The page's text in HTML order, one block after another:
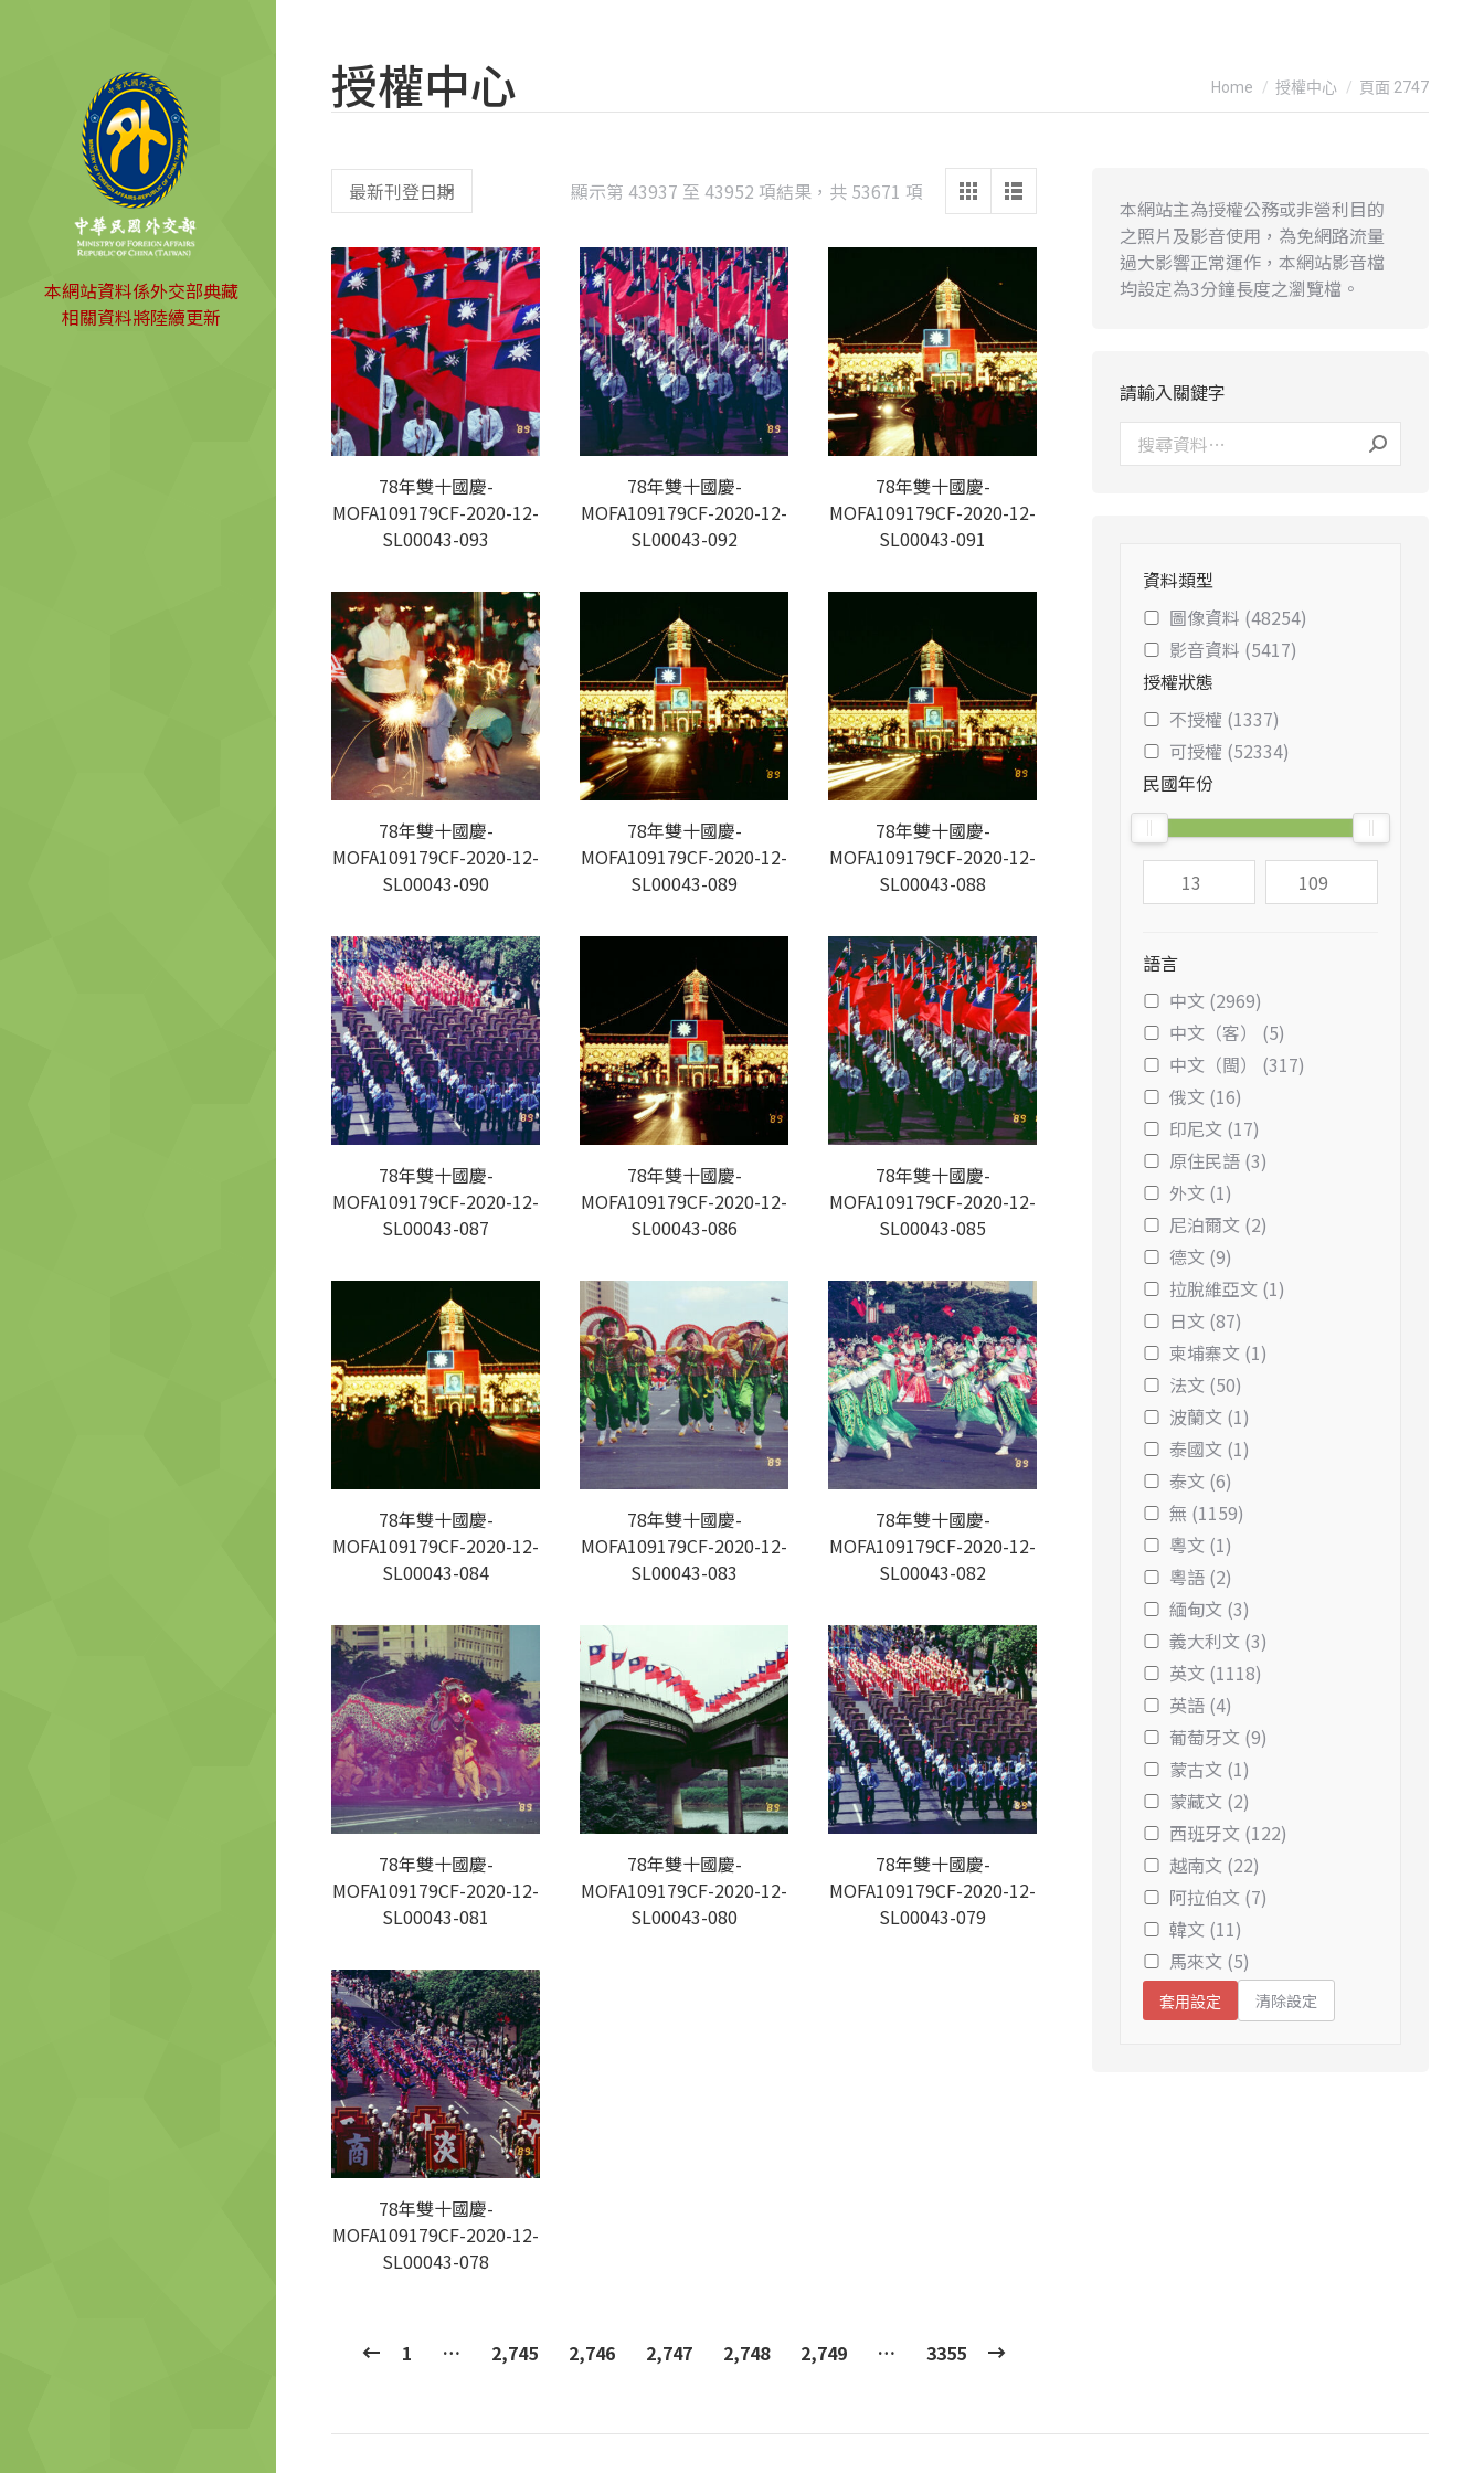
本網站資料係外交部典藏
相關資料將陸續更新
授權中心 You are here:
Home 授權中心 頁面 2747
顯示第 43937 至 43952 項結果，共 53671 項 Sorted
latest
78年雙十國慶-
MOFA109179CF-2020-12-
SL00043-093
78年雙十國慶-
MOFA109179CF-2020-12-
SL00043-092
78年雙十國慶-
MOFA109179CF-2020-12-
SL00043-091
78年雙十國慶-
MOFA109179CF-2020-12-
SL00043-090
78年雙十國慶-
MOFA109179CF-2020-12-
SL00043-089
78年雙十國慶-
MOFA109179CF-2020-12-
SL00043-088
78年雙十國慶-
MOFA109179CF-2020-12-
SL00043-087
78年雙十國慶-
MOFA109179CF-2020-12-
SL00043-086
78年雙十國慶-
MOFA109179CF-2020-12-
SL00043-085
78年雙十國慶-
MOFA109179CF-2020-12-
SL00043-084
78年雙十國慶-
MOFA109179CF-2020-12-
SL00043-083
78年雙十國慶-
MOFA109179CF-2020-12-
SL00043-082
78年雙十國慶-
MOFA109179CF-2020-12-
SL00043-081
78年雙十國慶-
MOFA109179CF-2020-12-
SL00043-080
78年雙十國慶-
MOFA109179CF-2020-12-
SL00043-079
78年雙十國慶-
MOFA109179CF-2020-12-
SL00043-078
1 … 2,745 2,746 2,747 2,748 2,749 … 3355
本網站主為授權公務或非營利目的
之照片及影音使用，為免網路流量
過大影響正常運作，本網站影音檔
均設定為3分鐘長度之瀏覽檔。
請輸入關鍵字
資料類型
圖像資料 (48254)
影音資料 (5417)
授權狀態
不授權 (1337)
可授權 (52334)
民國年份
語言
中文 (2969)
中文（客） (5)
中文（閩） (317)
俄文 (16)
印尼文 (17)
原住民語 (3)
外文 (1)
尼泊爾文 (2)
德文 (9)
拉脫維亞文 (1)
日文 (87)
柬埔寨文 (1)
法文 (50)
波蘭文 (1)
泰國文 (1)
泰文 (6)
無 (1159)
粵文 (1)
粵語 (2)
緬甸文 (3)
義大利文 (3)
英文 (1118)
英語 (4)
葡萄牙文 (9)
蒙古文 (1)
蒙藏文 (2)
西班牙文 (122)
越南文 (22)
阿拉伯文 (7)
韓文 (11)
馬來文 (5)
套用設定 清除設定